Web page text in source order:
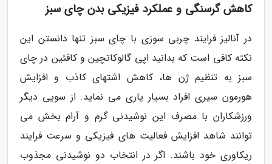
کاهش گرسنگی و عملکرد فیزیکی بدن چای سبز
در آنالیز فرایند چربی سوزی با چای سبز تنها دانستن این
نکته کافی است که بدانید اپی گالوکاتچین و کافئین در چای
سبز به تنظیم ژن ها، کاهش اشتهای کاذب و افزایش
هورمون سیری افراد بسیار یاری می نماید. از سویی دیگر
ورزشکاران با مصرف این نوشیدنی گرم و آرام بخش می
توانند شاهد افزایش فعالیت های فیزیکی و سرعت فرایند
ریکاوری خود باشند. اگر در انتخاب دو نوشیدنی مجذوب